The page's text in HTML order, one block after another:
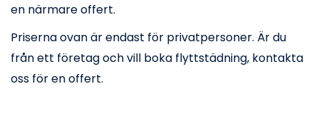
en närmare offert.
Priserna ovan är endast för privatpersoner. Är du
från ett företag och vill boka flyttstädning, kontakta
oss för en offert.